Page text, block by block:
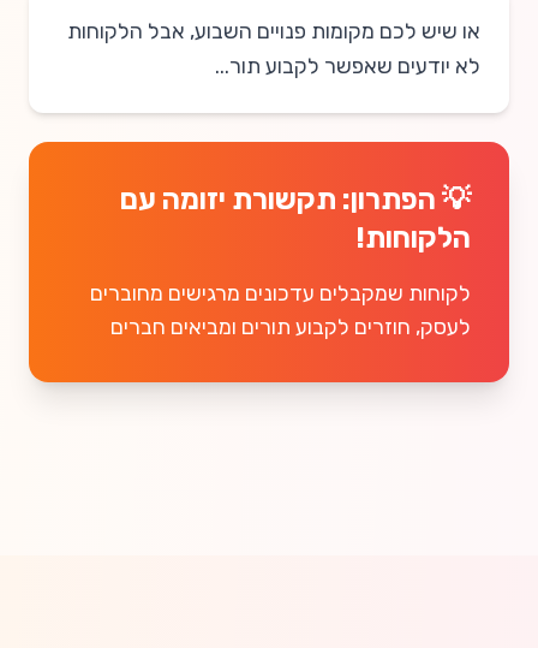
או שיש לכם מקומות פנויים השבוע, אבל הלקוחות
לא יודעים שאפשר לקבוע תור...
💡 הפתרון: תקשורת יזומה עם
הלקוחות!
לקוחות שמקבלים עדכונים מרגישים מחוברים
לעסק, חוזרים לקבוע תורים ומביאים חברים